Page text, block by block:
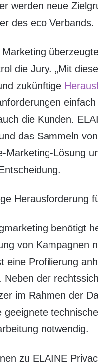
werden neue
des eco Verbands.
die Jury. „Mit
zukünftige
die Kunden.
das Sammeln
Marketing-Lösung
Herausforderung
benötigt
von Kampagnen
eine Profilierung
Neben der
im Rahmen der
geeignete
notwendig.
zu ELAINE